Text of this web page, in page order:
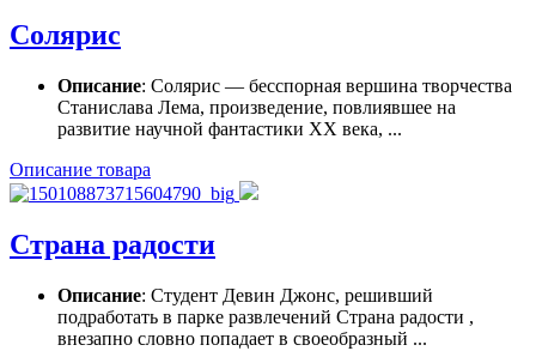
Солярис
Описание: Солярис — бесспорная вершина творчества
Станислава Лема, произведение, повлиявшее на
развитие научной фантастики XX века, ...
Описание товара
Страна радости
Описание: Студент Девин Джонс, решивший
подработать в парке развлечений Страна радости ,
внезапно словно попадает в своеобразный ...